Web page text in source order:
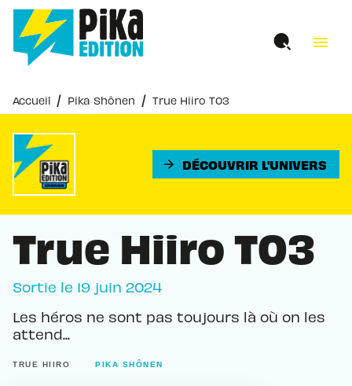
MENU RECHERCHE
PIED DE PAGE
menu
Accueil / Pika Shônen / True Hiiro T03
arrow_forward DÉCOUVRIR L'UNIVERS
True Hiiro T03
Sortie le 19 juin 2024
Les héros ne sont pas toujours là où on les
attend...
TRUE HIIRO PIKA SHÔNEN